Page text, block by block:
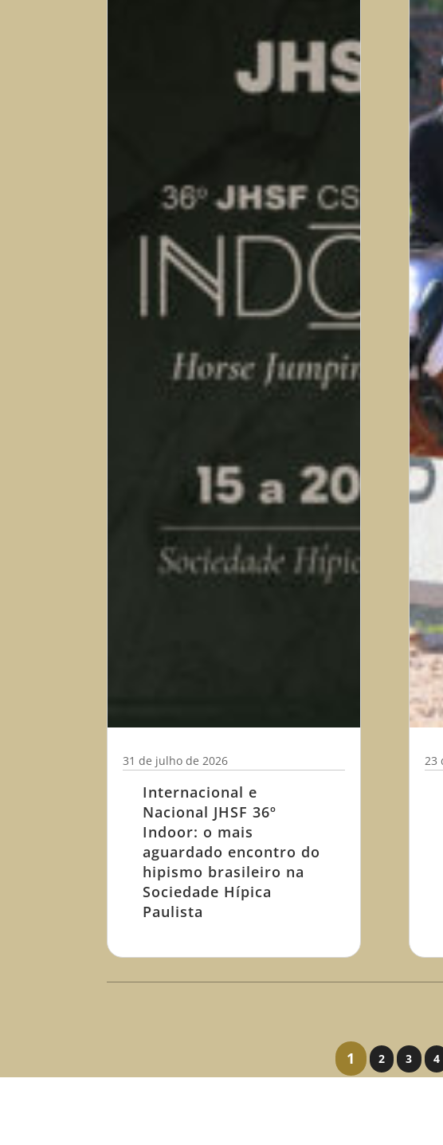
Internacional e
Nacional JHSF 36º
Indoor: o mais
aguardado encontro do
hipismo brasileiro na
Sociedade Hípica
Paulista
31 de julho de 2026 23
1 2 3 4